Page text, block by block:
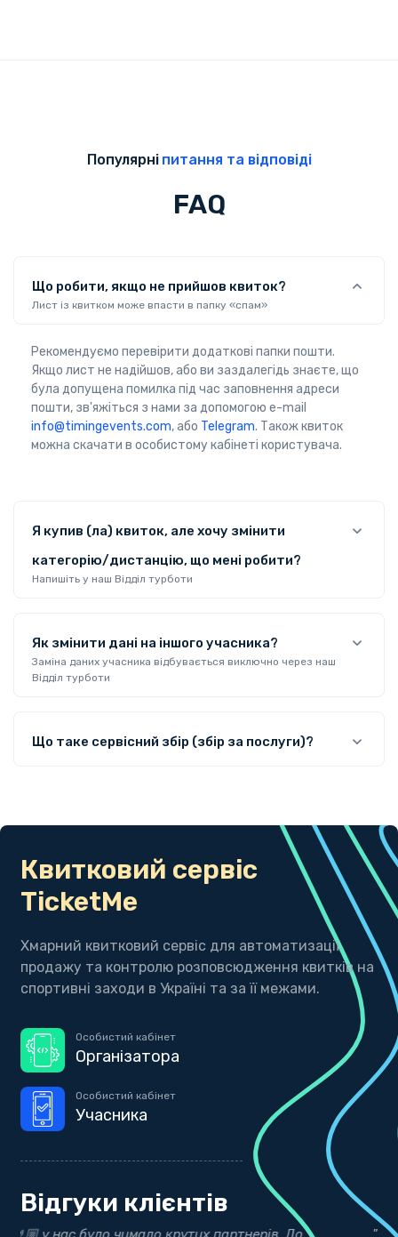
Популярні питання та відповіді
FAQ
Що робити, якщо не прийшов квиток?
Лист із квитком може впасти в папку «спам»
Рекомендуємо перевірити додаткові папки пошти.
Якщо лист не надійшов, або ви заздалегідь знаєте, що
була допущена помилка під час заповнення адреси
пошти, зв'яжіться з нами за допомогою e-mail
info@timingevents.com, або Telegram. Також квиток
можна скачати в особистому кабінеті користувача.
Я купив (ла) квиток, але хочу змінити
категорію/дистанцію, що мені робити?
Напишіть у наш Відділ турботи
Як змінити дані на іншого учасника?
Заміна даних учасника відбувається виключно через наш
Відділ турботи
Що таке сервісний збір (збір за послуги)?
Квитковий сервіс
TicketMe
Хмарний квитковий сервіс для автоматизації
продажу та контролю розповсюдження квитків на
спортивні заходи в Україні та за її межами.
Особистий кабінет
Організатора
Особистий кабінет
Учасника
Відгуки клієнтів